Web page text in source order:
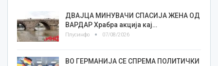
ДВАЈЦА МИНУВАЧИ СПАСИЈА ЖЕНА ОД
ВАРДАР Храбра акција кај…
Плусинфо 07/08/2026
ВО ГЕРМАНИЈА СЕ СПРЕМА ПОЛИТИЧКИ